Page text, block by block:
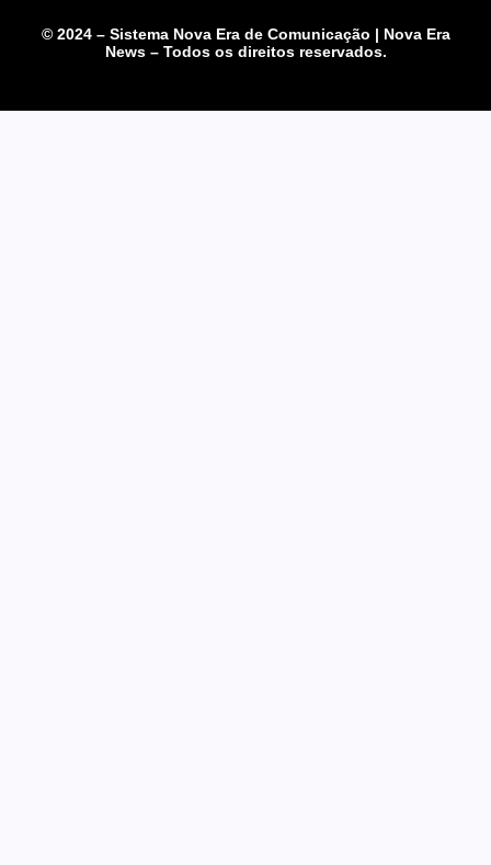
© 2024 – Sistema Nova Era de Comunicação | Nova Era
News – Todos os direitos reservados.